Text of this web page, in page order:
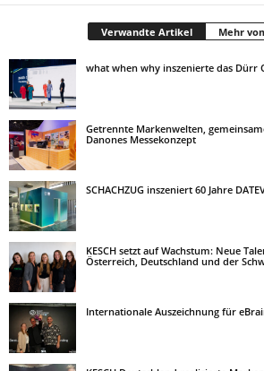
Verwandte Artikel Mehr
what when why inszenierte das Dürr
Getrennte Markenwelten,
Danones Messekonzept
SCHACHZUG inszeniert 60 Jahre
KESCH setzt auf Wachstum: Neue
Österreich, Deutschland und der
Internationale Auszeichnung für